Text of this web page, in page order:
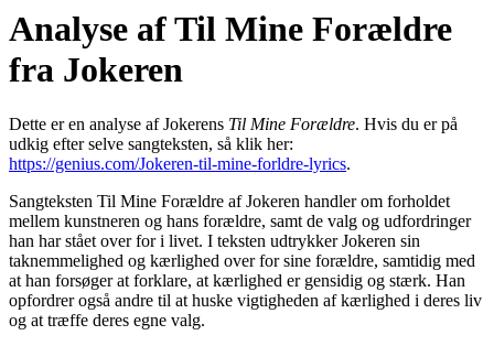
Analyse af Til Mine Forældre
fra Jokeren
Dette er en analyse af Jokerens Til Mine Forældre. Hvis du er på
udkig efter selve sangteksten, så klik her:
https://genius.com/Jokeren-til-mine-forldre-lyrics.
Sangteksten Til Mine Forældre af Jokeren handler om forholdet
mellem kunstneren og hans forældre, samt de valg og udfordringer
han har stået over for i livet. I teksten udtrykker Jokeren sin
taknemmelighed og kærlighed over for sine forældre, samtidig med
at han forsøger at forklare, at kærlighed er gensidig og stærk. Han
opfordrer også andre til at huske vigtigheden af kærlighed i deres liv
og at træffe deres egne valg.